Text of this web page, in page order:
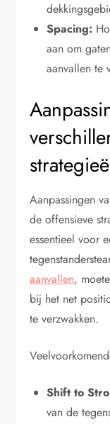
Spacing:
aan om
aanvallen te
Aanpassingen
de offensieve
essentieel voor
aanvallen,
bij het net
te verzwakken.
Shift to
van de